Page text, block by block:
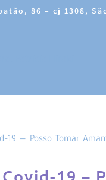
86 – cj 1308,
19 –